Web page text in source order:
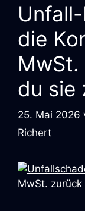
die
du sie
25. Mai 2026
Richert